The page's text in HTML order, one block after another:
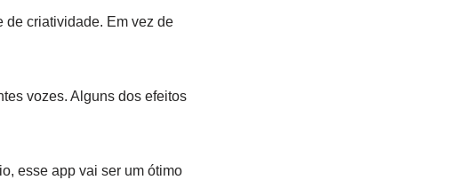
de criatividade. Em vez de
vozes. Alguns dos efeitos
esse app vai ser um ótimo